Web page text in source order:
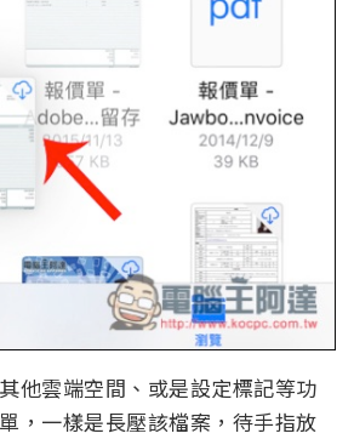
他雲端空間、或是設定標記等功
，一樣是長壓該檔案，待手指放